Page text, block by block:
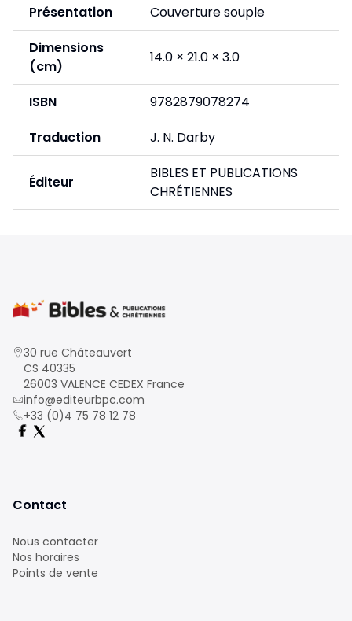
Présentation
Couverture souple
Dimensions
(cm)
14.0 × 21.0 × 3.0
ISBN
9782879078274
Traduction
J. N. Darby
Éditeur
BIBLES ET PUBLICATIONS
CHRÉTIENNES
30 rue Châteauvert
CS 40335
26003 VALENCE CEDEX France
info@editeurbpc.com
+33 (0)4 75 78 12 78
Contact
Nous contacter
Nos horaires
Points de vente